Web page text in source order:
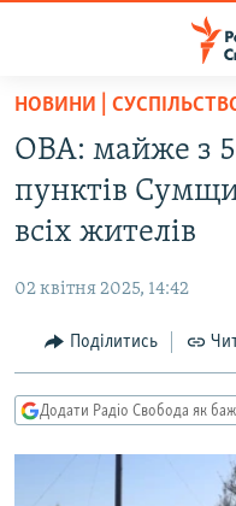
Перейти
основного
матеріалу
Перейти
до
основної
Перейти
до
пошуку
СТАТТІ
СУСПІЛЬСТВО
РОСІЙСЬКА
ДОНБАС.РЕАЛІЇ
ТИ ЯК?
НОВИНИ |
ОВА: майже з
пунктів
всіх жителів
02 квітня 2025, 14:42
Поділитись
Додати Радіо Свобода як